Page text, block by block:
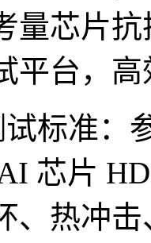
量芯片
平台，
标准：
芯片
、热冲